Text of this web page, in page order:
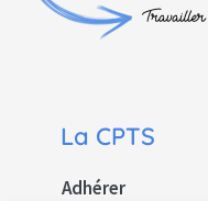
La CPTS
Adhérer